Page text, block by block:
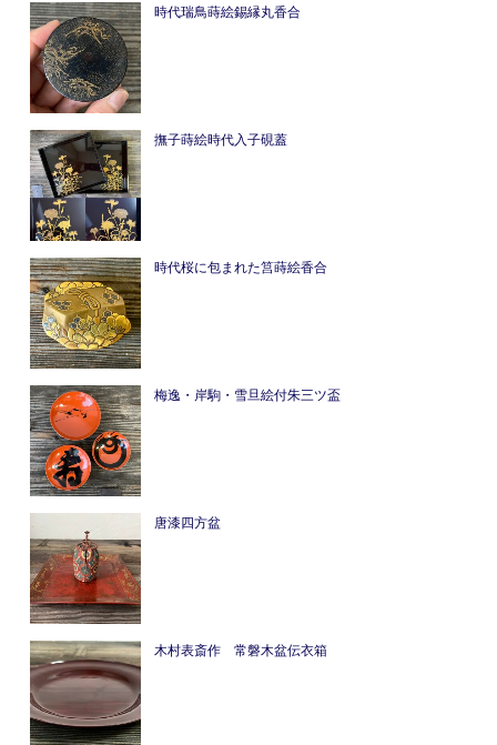
時代瑞鳥蒔絵錫縁丸香合
撫子蒔絵時代入子硯蓋
時代桜に包まれた筥蒔絵香合
梅逸・岸駒・雪旦絵付朱三ツ盃
唐漆四方盆
木村表斎作 常磐木盆伝衣箱